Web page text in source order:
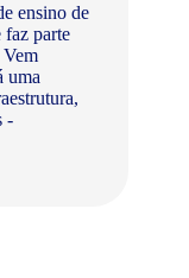
ensino de
parte
Vem
uma
-